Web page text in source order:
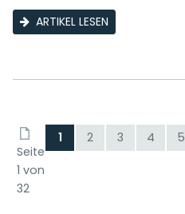
ARTIKEL LESEN
Seite
1 von
32
1 2 3 4 5